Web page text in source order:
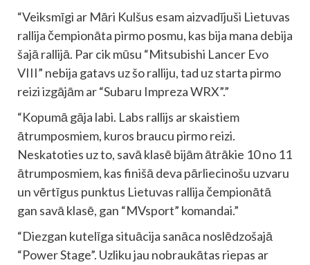
“Veiksmīgi ar Māri Kulšus esam aizvadījuši Lietuvas
rallija čempionāta pirmo posmu, kas bija mana debija
šajā rallijā. Par cik mūsu “Mitsubishi Lancer Evo
VIII” nebija gatavs uz šo ralliju, tad uz starta pirmo
reizi izgājām ar “Subaru Impreza WRX”.”
“Kopumā gāja labi. Labs rallijs ar skaistiem
ātrumposmiem, kuros braucu pirmo reizi.
Neskatoties uz to, savā klasē bijām ātrākie 10 no 11
ātrumposmiem, kas finišā deva pārliecinošu uzvaru
un vērtīgus punktus Lietuvas rallija čempionātā
gan savā klasē, gan “MVsport” komandai.”
“Diezgan kutelīga situācija sanāca noslēdzošajā
“Power Stage”. Uzliku jau nobraukātas riepas ar